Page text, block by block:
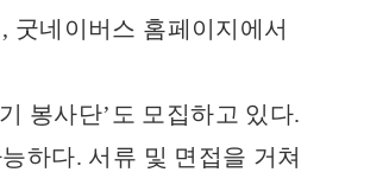
굿네이버스 홈페이지에서
봉사단’도 모집하고 있다.
하다. 서류 및 면접을 거쳐